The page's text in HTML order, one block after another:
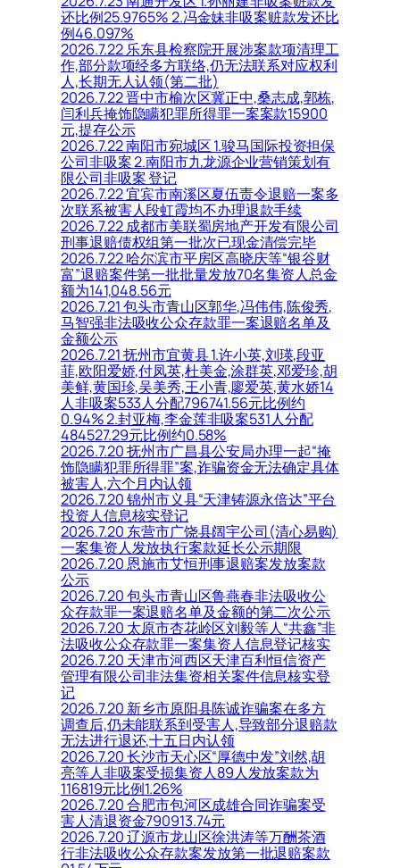
还比例25.9765% 2.冯金妹非吸案赃款发还比
例46.097%
2026.7.22 乐东县检察院开展涉案款项清理工
作,部分款项经多方联络,仍无法联系对应权利
人,长期无人认领(第二批)
2026.7.22 晋中市榆次区冀正中,桑志成,郭栋,
闫利兵掩饰隐瞒犯罪所得罪一案案款15900
元,提存公示
2026.7.22 南阳市宛城区 1.骏马国际投资担保
公司非吸案 2.南阳市九龙源企业营销策划有
限公司非吸案 登记
2026.7.22 宜宾市南溪区夏伍责令退赔一案多
次联系被害人段虹霞均不办理退款手续
2026.7.22 成都市美联蜀房地产开发有限公司
刑事退赔债权组第一批次已现金清偿完毕
2026.7.22 哈尔滨市平房区高晓庆等“银谷财
富”退赔案件第一批批量发放70名集资人总金
额为141,048.56元
2026.7.21 包头市青山区郭华,冯伟伟,陈俊秀,
马智强非法吸收公众存款罪一案退赔名单及
金额公示
2026.7.21 抚州市宜黄县 1.许小英,刘瑛,段亚
菲,欧阳爱娇,付凤英,杜美金,涂群英,邓爱珍,胡
美鲜,黄国珍,吴美秀,王小青,廖爱英,黄水娇14
人非吸案533人分配796741.56元比例约
0.94% 2.封亚梅,李金莲非吸案531人分配
484527.29元比例约0.58%
2026.7.20 抚州市广昌县公安局办理一起“掩
饰隐瞒犯罪所得罪”案,诈骗资金无法确定具体
被害人,六个月内认领
2026.7.20 锦州市义县“天津铸源永倍达”平台
投资人信息核实登记
2026.7.20 东营市广饶县阔宇公司(清心易购)
一案集资人发放执行案款延长公示期限
2026.7.20 恩施市艾恒刑事退赔案发放案款
公示
2026.7.20 包头市青山区鲁燕春非法吸收公
众存款罪一案退赔名单及金额的第二次公示
2026.7.20 太原市杏花岭区刘毅等人“共鑫”非
法吸收公众存款罪一案集资人信息登记核实
2026.7.20 天津市河西区天津百利恒信资产
管理有限公司非法集资相关案件信息核实登
记
2026.7.20 新乡市原阳县陈诚诈骗案在多方
调查后,仍未能联系到受害人,导致部分退赔款
无法进行退还,十五日内认领
2026.7.20 长沙市天心区“厚德中发”刘然,胡
亮等人非吸案受损集资人89人发放案款为
116819元比例1.26%
2026.7.20 合肥市包河区成雄合同诈骗案受
害人清退资金790913.74元
2026.7.20 辽源市龙山区徐洪涛等万酬茶酒
行非法吸收公众存款案发放第一批退赔案款